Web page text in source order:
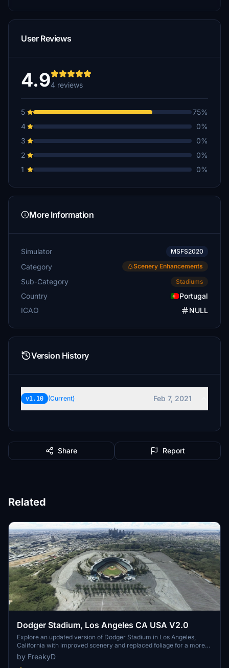
User Reviews
4.94 reviews
5
75%
4
0%
3
0%
2
0%
1
0%
More Information
Simulator MSFS2020
Category Scenery Enhancements
Sub-Category Stadiums
Country
Portugal
ICAO
NULL
Version History
v1.10 (Current) Feb 7, 2021
Share Report
Related
Dodger Stadium, Los Angeles CA USA V2.0
Explore an updated version of Dodger Stadium in Los Angeles,
California with improved scenery and replaced foliage for a more
immersive flying experience.
by FreakyD